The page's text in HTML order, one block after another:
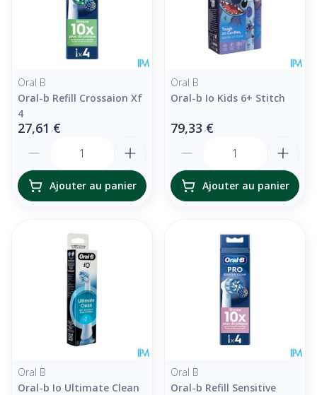
Oral B
Oral-b Refill Crossaion Xf
4
27,61 €
Ajouter au panier
Oral B
Oral-b Io Kids 6+ Stitch
79,33 €
Ajouter au panier
Oral B
Oral-b Io Ultimate Clean
Oral B
Oral-b Refill Sensitive